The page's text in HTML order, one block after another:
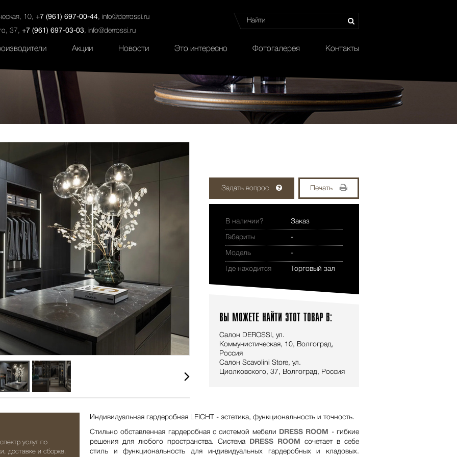
10, +7 (961) 697-00-44, info@derrossi.ru
37, +7 (961) 697-03-03, info@derrossi.ru
Салоны Услуги Наши проекты
Акции Новости Это интересно Фотогалерея Контакты
Задать вопрос Печать
В наличии? Заказ
Габариты -
Модель -
Где находится Торговый зал
ВЫ МОЖЕТЕ НАЙТИ ЭТОТ ТОВАР В:
Салон DEROSSI, ул.
Коммунистическая, 10, Волгоград,
Россия
Салон Scavolini Store, ул.
Циолковского, 37, Волгоград, Россия
услуг по
доставке и сборке.
Индивидуальная гардеробная LEICHT - эстетика, функциональность и точность.
Стильно обставленная гардеробная с системой мебели DRESS ROOM
- гибкие
решения для любого пространства. Система
DRESS ROOM
сочетает в себе
стиль и функциональность для индивидуальных гардеробных и кладовых.